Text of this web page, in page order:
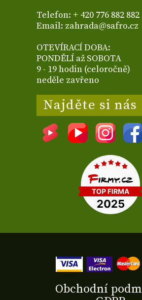
Telefon: + 420 776 882 882
Email: zahrada@safro.cz
OTEVÍRACÍ DOBA:
PONDĚLÍ až SOBOTA
9 - 19 hodin (celoročně)
neděle zavřeno
Najděte si nás
Obchodní